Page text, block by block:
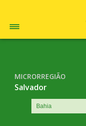
MICRORREGIÃO
Salvador